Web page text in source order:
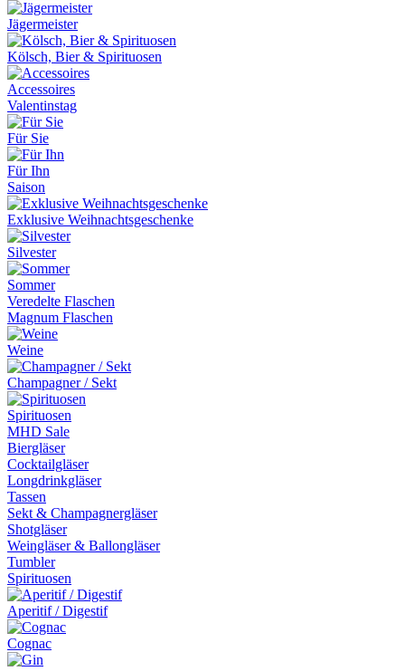
Jägermeister
Kölsch, Bier & Spirituosen
Accessoires
Valentinstag
Für Sie
Für Ihn
Saison
Exklusive Weihnachtsgeschenke
Silvester
Sommer
Veredelte Flaschen
Magnum Flaschen
Weine
Champagner / Sekt
Spirituosen
MHD Sale
Biergläser
Cocktailgläser
Longdrinkgläser
Tassen
Sekt & Champagnergläser
Shotgläser
Weingläser & Ballongläser
Tumbler
Spirituosen
Aperitif / Digestif
Cognac